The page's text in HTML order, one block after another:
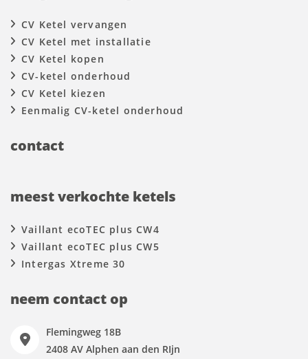
CV Ketel vervangen
CV Ketel met installatie
CV Ketel kopen
CV-ketel onderhoud
CV Ketel kiezen
Eenmalig CV-ketel onderhoud
contact
meest verkochte ketels
Vaillant ecoTEC plus CW4
Vaillant ecoTEC plus CW5
Intergas Xtreme 30
neem contact op
Flemingweg 18B
2408 AV Alphen aan den RIjn